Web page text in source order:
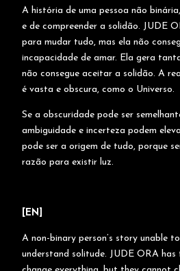
A história de uma pessoa não
e de compreender a solidão. JUDE
para mudar tudo, mas ela não
incapacidade de amar. Ela gera
não consegue aceitar a solidão. A
é vasta e obscura, como o Universo.
Se a obscuridade pode ser
ambiguidade e incerteza podem
pode ser a origem de tudo, porque
razão para existir luz.
[EN]
A non-binary person’s story unable
understand solitude. JUDE ORA